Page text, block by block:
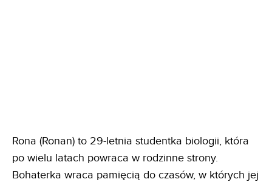
Rona (Ronan) to 29-letnia studentka biologii, która
po wielu latach powraca w rodzinne strony.
Bohaterka wraca pamięcią do czasów, w których jej